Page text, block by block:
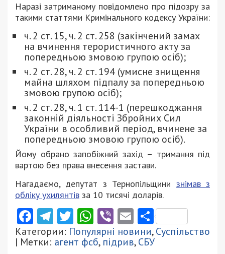
Наразі затриманому повідомлено про підозру за
такими статтями Кримінального кодексу України:
ч. 2 ст. 15, ч. 2 ст. 258 (закінчений замах
на вчинення терористичного акту за
попередньою змовою групою осіб);
ч. 2 ст. 28, ч. 2 ст. 194 (умисне знищення
майна шляхом підпалу за попередньою
змовою групою осіб);
ч. 2 ст. 28, ч. 1 ст. 114-1 (перешкоджання
законній діяльності Збройних Сил
України в особливий період, вчинене за
попередньою змовою групою осіб).
Йому обрано запобіжний захід – тримання під
вартою без права внесення застави.
Нагадаємо, депутат з Тернопільщини знімав з
обліку ухилянтів за 10 тисячі доларів.
Facebook
Telegram
Twitter
WhatsApp
ViberEmail
Категории: Популярні новини,Суспільство
| Метки: агент фсб, підрив,СБУ